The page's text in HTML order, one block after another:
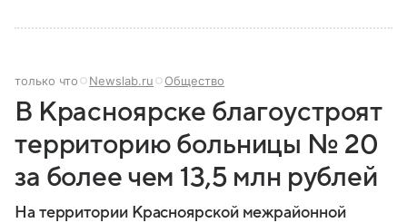
только что Newslab.ru Общество
В Красноярске благоустроят
территорию больницы № 20
за более чем 13,5 млн рублей
На территории Красноярской межрайонной